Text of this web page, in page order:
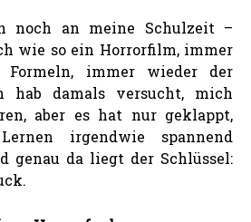
noch an meine Schulzeit –
wie so ein Horrorfilm, immer
Formeln, immer wieder der
hab damals versucht, mich
aber es hat nur geklappt,
irgendwie spannend
genau da liegt der Schlüssel: